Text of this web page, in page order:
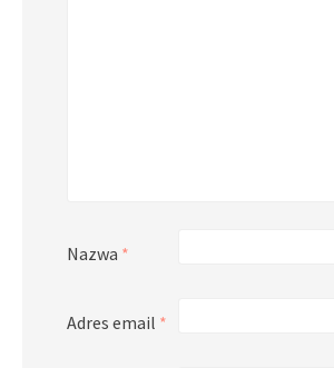
Nazwa *
Adres email *